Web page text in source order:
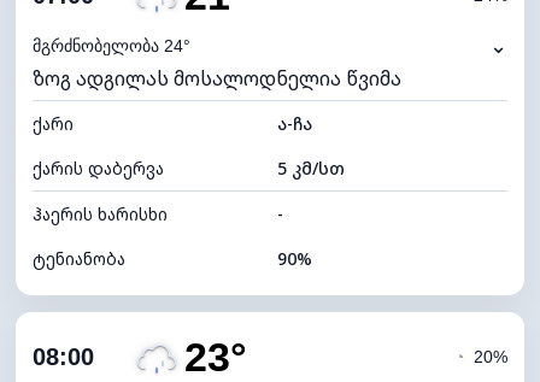
ნამის წერტილი
ხილვადობა
10 კმ
განათების ინდექსი 0 (ბნელი)
ღრუბლის სიმაღლე 6080 მ
მგრძნობელობა 24° ⌄
ზოგ ადგილას მოსალოდნელია წვიმა
ქარი
ა-ჩა
ქარის დაბერვა
5 კმ/სთ
ჰაერის ხარისხი
-
ტენიანობა
90%
ღრუბლიანობა
08:00 23° ◔ 20%